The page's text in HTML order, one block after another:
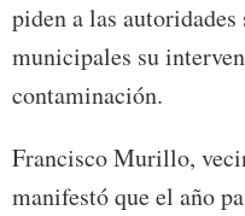
piden a las
municipales su
contaminación.
Francisco Murillo,
manifestó que el año